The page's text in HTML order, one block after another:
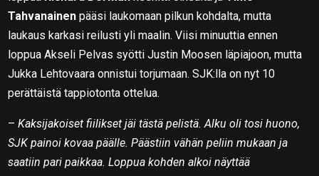
Tahvanainen pääsi laukomaan pilkun kohdalta, mutta
laukaus karkasi reilusti yli maalin. Viisi minuuttia ennen
loppua Akseli Pelvas syötti Justin Moosen läpiajoon, mutta
Jukka Lehtovaara onnistui torjumaan. SJK:lla on nyt 10
perättäistä tappiotonta ottelua.
–Kaksijakoiset fiilikset jäi tästä pelistä. Alku oli tosi huono,
SJK painoi kovaa päälle. Päästiin vähän peliin mukaan ja
saatiin pari paikkaa. Loppua kohden alkoi näyttää